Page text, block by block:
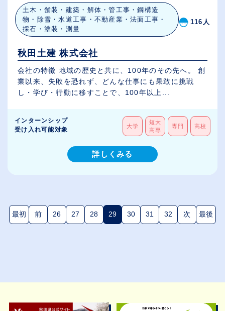
土木・舗装・建築・解体・管工事・鋼構造
物・除雪・水道工事・不動産業・法面工事・
採石・塗装・測量
116人
秋田土建 株式会社
会社の特徴 地域の歴史と共に、100年のその先へ。 創
業以来、失敗を恐れず、どんな仕事にも果敢に挑戦
し・学び・行動に移すことで、100年以上...
インターンシップ
受け入れ可能対象
大学
短大
高専
専門 高校
詳しくみる
最初 前 26 27 28 29(現在のページ)
30 31 32 次 最後